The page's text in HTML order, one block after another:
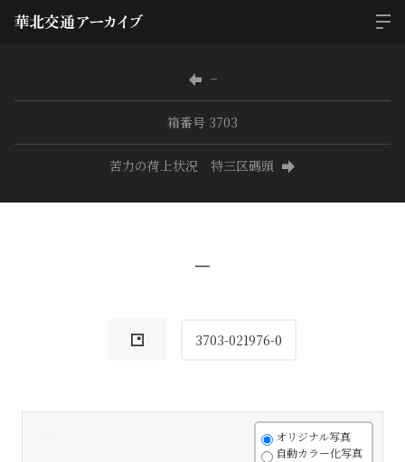
−
箱番号 3703
苦力の荷上状況 特三区碼頭
−
3703-021976-0
オリジナル写真
自動カラー化写真